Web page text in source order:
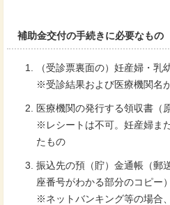
補助金交付の手続きに必要なもの
（受診票裏面の）妊産婦・乳
※受診結果および医療機関名
医療機関の発行する領収書（
※レシートは不可。妊産婦ま
たもの
振込先の預（貯）金通帳（郵
座番号がわかる部分のコピー）
※ネットバンキング等の場合